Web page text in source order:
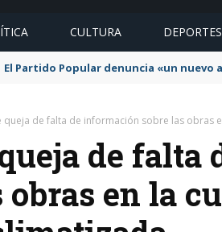
CULTURA DEPORTES
El Partido Popular denuncia «un nuevo
queja de falta de información sobre las obras
de
obras en la